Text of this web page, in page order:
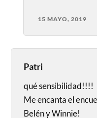
15 MAYO, 2019
Patri
qué sensibilidad!!!!
Me encanta el
Belén y Winnie!